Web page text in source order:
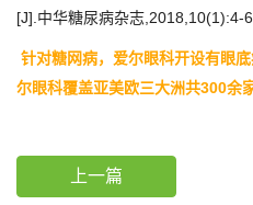
[J].中华糖尿病杂志,2018,10(1):4-
针对糖网病，爱尔眼科开设有眼
尔眼科覆盖亚美欧三大洲共300余
上一篇